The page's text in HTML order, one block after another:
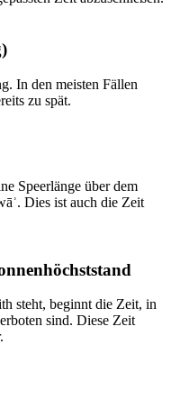
In den meisten Fällen
zu spät.
Speerlänge über dem
Dies ist auch die Zeit
steht, beginnt die Zeit, in
sind. Diese Zeit